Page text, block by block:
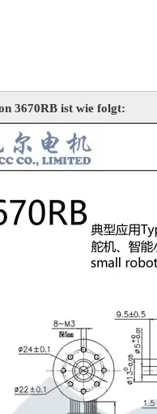
3670RB ist wie folgt: